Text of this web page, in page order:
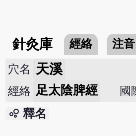
針灸庫 經絡 注音
穴名 天溪
經絡 足太陰脾經 國
bubble_chart 釋名